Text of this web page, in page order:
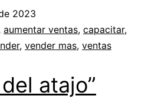
2023
aumentar ventas, capacitar,
, vender mas, ventas
atajo”